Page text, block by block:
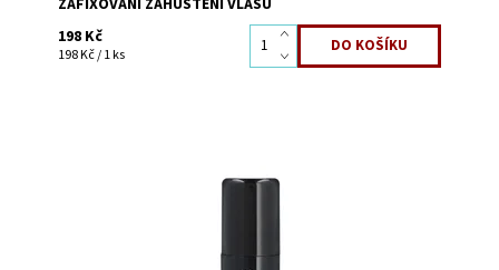
198 Kč
198 Kč / 1 ks